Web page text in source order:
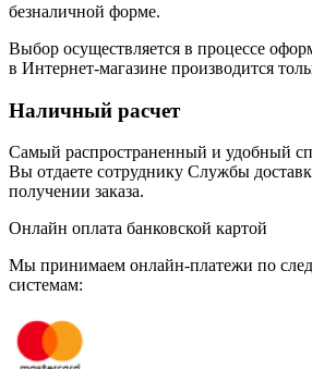
безналичной форме.
Выбор осуществляется в процессе
в Интернет-магазине производится
Наличный расчет
Самый распространенный и удобный
Вы отдаете сотруднику Службы
получении заказа.
Онлайн оплата банковской картой
Мы принимаем онлайн-платежи по
системам: